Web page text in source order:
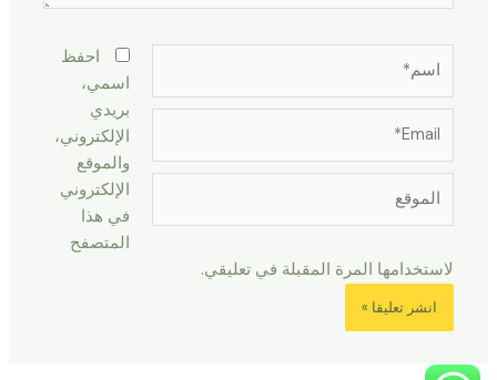
احفظ
اسمي،
بريدي
الإلكتروني،
والموقع
الإلكتروني
في هذا
المتصفح
لاستخدامها المرة المقبلة في تعليقي.